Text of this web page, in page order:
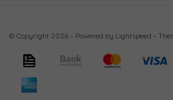
© Copyright 2026 - Powered by Lightspeed -